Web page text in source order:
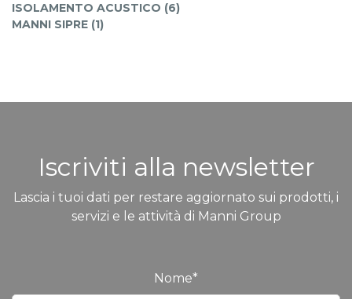
ISOLAMENTO ACUSTICO (6)
MANNI SIPRE (1)
Iscriviti alla newsletter
Lascia i tuoi dati per restare aggiornato sui prodotti, i
servizi e le attività di Manni Group
Nome*